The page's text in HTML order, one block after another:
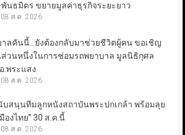
นธมิตร ขยายมูลค่าธุรกิจระยะยาว
08 ส.ค. 2026
าลคันนี้…ยังต้องกลับมาช่วยชีวิตผู้คน ขอเชิญ
ส่วนหนึ่งในการซ่อมรถพยาบาล มูลนิธิกุศล
.พระแสง
08 ส.ค. 2026
บสนุนทีมลูกหนังสถาบันพระปกเกล้า พร้อมลุย
องไทย” 30 ส.ค.นี้
08 ส.ค. 2026